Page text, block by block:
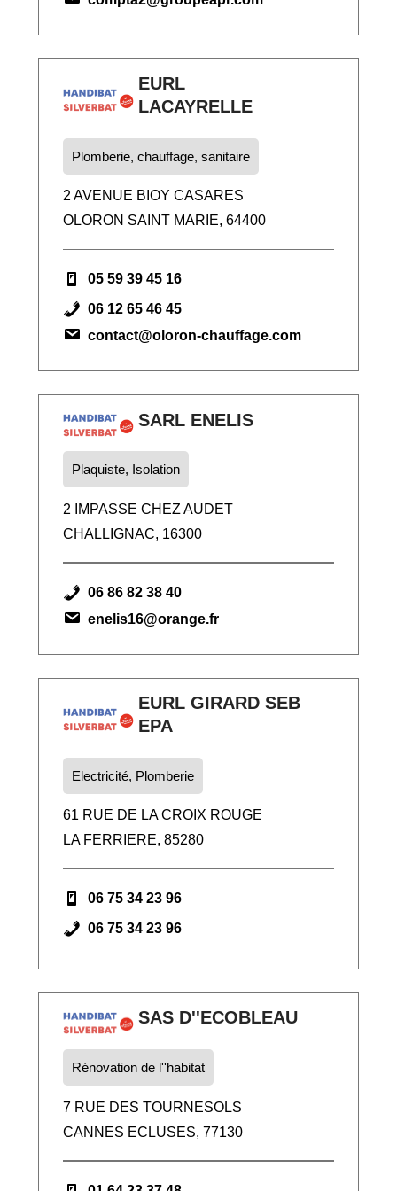
EURL
LACAYRELLE
Plomberie, chauffage, sanitaire
2 AVENUE BIOY CASARES
OLORON SAINT MARIE, 64400
05 59 39 45 16
06 12 65 46 45
contact@oloron-chauffage.com
SARL ENELIS
Plaquiste, Isolation
2 IMPASSE CHEZ AUDET
CHALLIGNAC, 16300
06 86 82 38 40
enelis16@orange.fr
EURL GIRARD SEB
EPA
Electricité, Plomberie
61 RUE DE LA CROIX ROUGE
LA FERRIERE, 85280
06 75 34 23 96
06 75 34 23 96
SAS D''ECOBLEAU
Rénovation de l''habitat
7 RUE DES TOURNESOLS
CANNES ECLUSES, 77130